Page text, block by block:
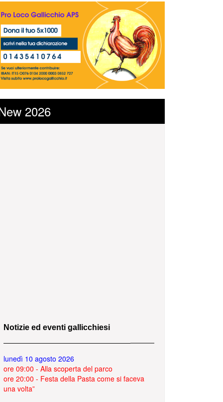
2026
lunedì 10 agosto 2026
ore 09:00 - Alla scoperta del parco
ore 20:00 - Festa della Pasta come si faceva
una volta”
mercoledì 12 agosto 2026